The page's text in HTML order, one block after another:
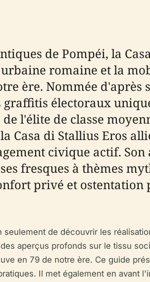
de Pompéi, la
romaine et la
ère. Nommée
graffitis électoraux
l'élite de classe
Casa di Stallius Eros
civique actif.
fresques à thèmes
privé et
seulement de découvrir les
aperçus profonds sur le tissu
en 79 de notre ère. Ce guide
Il met également en avant